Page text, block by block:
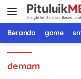
Langsung
Beranda game
demam